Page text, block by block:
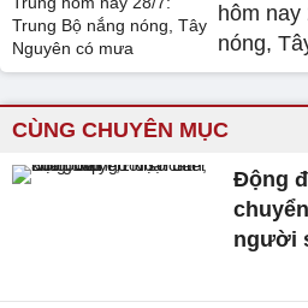
hôm nay
nóng,
CÙNG CHUYÊN MỤC
Động
người